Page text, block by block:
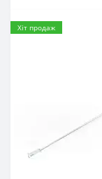
Хіт продаж